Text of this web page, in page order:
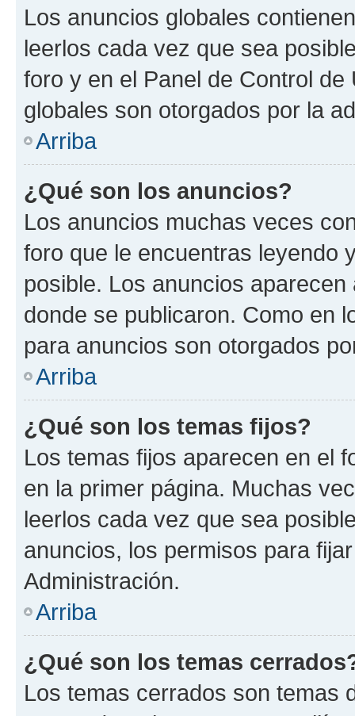
Los anuncios globales
leerlos cada vez que sea
foro y en el Panel de Control
globales son otorgados por la
Arriba
¿Qué son los anuncios?
Los anuncios muchas veces
foro que le encuentras leyendo
posible. Los anuncios
donde se publicaron. Como en
para anuncios son otorgados
Arriba
¿Qué son los temas fijos?
Los temas fijos aparecen en el
en la primer página. Muchas
leerlos cada vez que sea
anuncios, los permisos para
Administración.
Arriba
¿Qué son los temas
Los temas cerrados son temas